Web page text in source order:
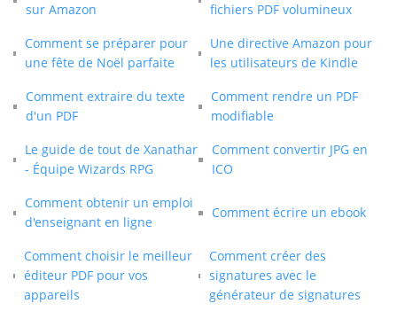
sur Amazon
fichiers PDF volumineux
Comment se préparer pour
une fête de Noël parfaite
Une directive Amazon pour
les utilisateurs de Kindle
Comment extraire du texte
d'un PDF
Comment rendre un PDF
modifiable
Le guide de tout de Xanathar
- Équipe Wizards RPG
Comment convertir JPG en
ICO
Comment obtenir un emploi
d'enseignant en ligne
Comment écrire un ebook
Comment choisir le meilleur
éditeur PDF pour vos
appareils
Comment créer des
signatures avec le
générateur de signatures